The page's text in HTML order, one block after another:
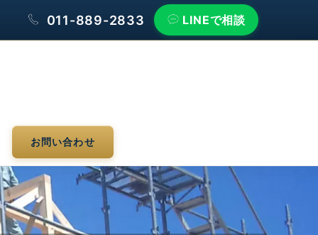
011-889-2833 LINEで相談
お問い合わせ